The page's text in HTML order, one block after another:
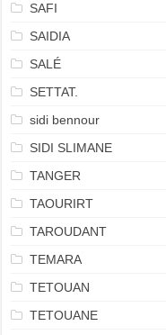
SAFI
SAIDIA
SALÉ
SETTAT.
sidi bennour
SIDI SLIMANE
TANGER
TAOURIRT
TAROUDANT
TEMARA
TETOUAN
TETOUANE